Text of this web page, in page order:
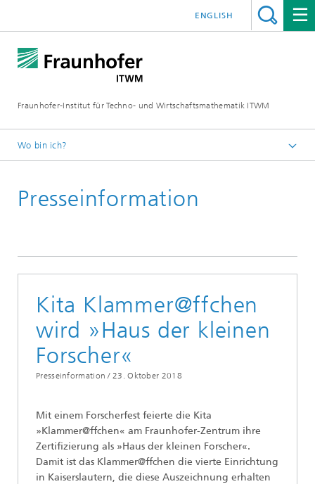
Fraunhofer-Institut für Techno- und Wirtschaftsmathematik ITWM
ENGLISH
Wo bin ich?
Presse|Aktuelles
Presseinformation
Kita Klammer@ffchen
wird »Haus der kleinen
Forscher«
Presseinformation / 23. Oktober 2018
Mit einem Forscherfest feierte die Kita
»Klammer@ffchen« am Fraunhofer-Zentrum ihre
Zertifizierung als »Haus der kleinen Forscher«.
Damit ist das Klammer@ffchen die vierte Einrichtung
in Kaiserslautern, die diese Auszeichnung erhalten